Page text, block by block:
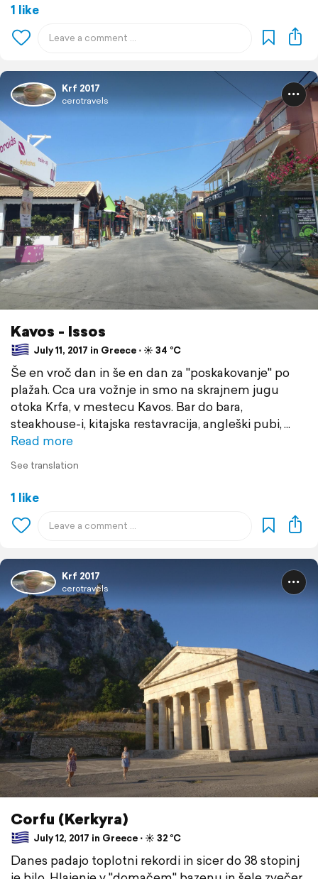
1 like
Krf 2017
cerotravels
Kavos - Issos
July 11, 2017 in Greece ⋅ ☀️ 34 °C
Še en vroč dan in še en dan za "poskakovanje" po
plažah. Cca ura vožnje in smo na skrajnem jugu
otoka Krfa, v mestecu Kavos. Bar do bara,
steakhouse-i, kitajska restavracija, angleški pubi,
Read more
See translation
1 like
Krf 2017
cerotravels
Corfu (Kerkyra)
July 12, 2017 in Greece ⋅ ☀️ 32 °C
Danes padajo toplotni rekordi in sicer do 38 stopinj